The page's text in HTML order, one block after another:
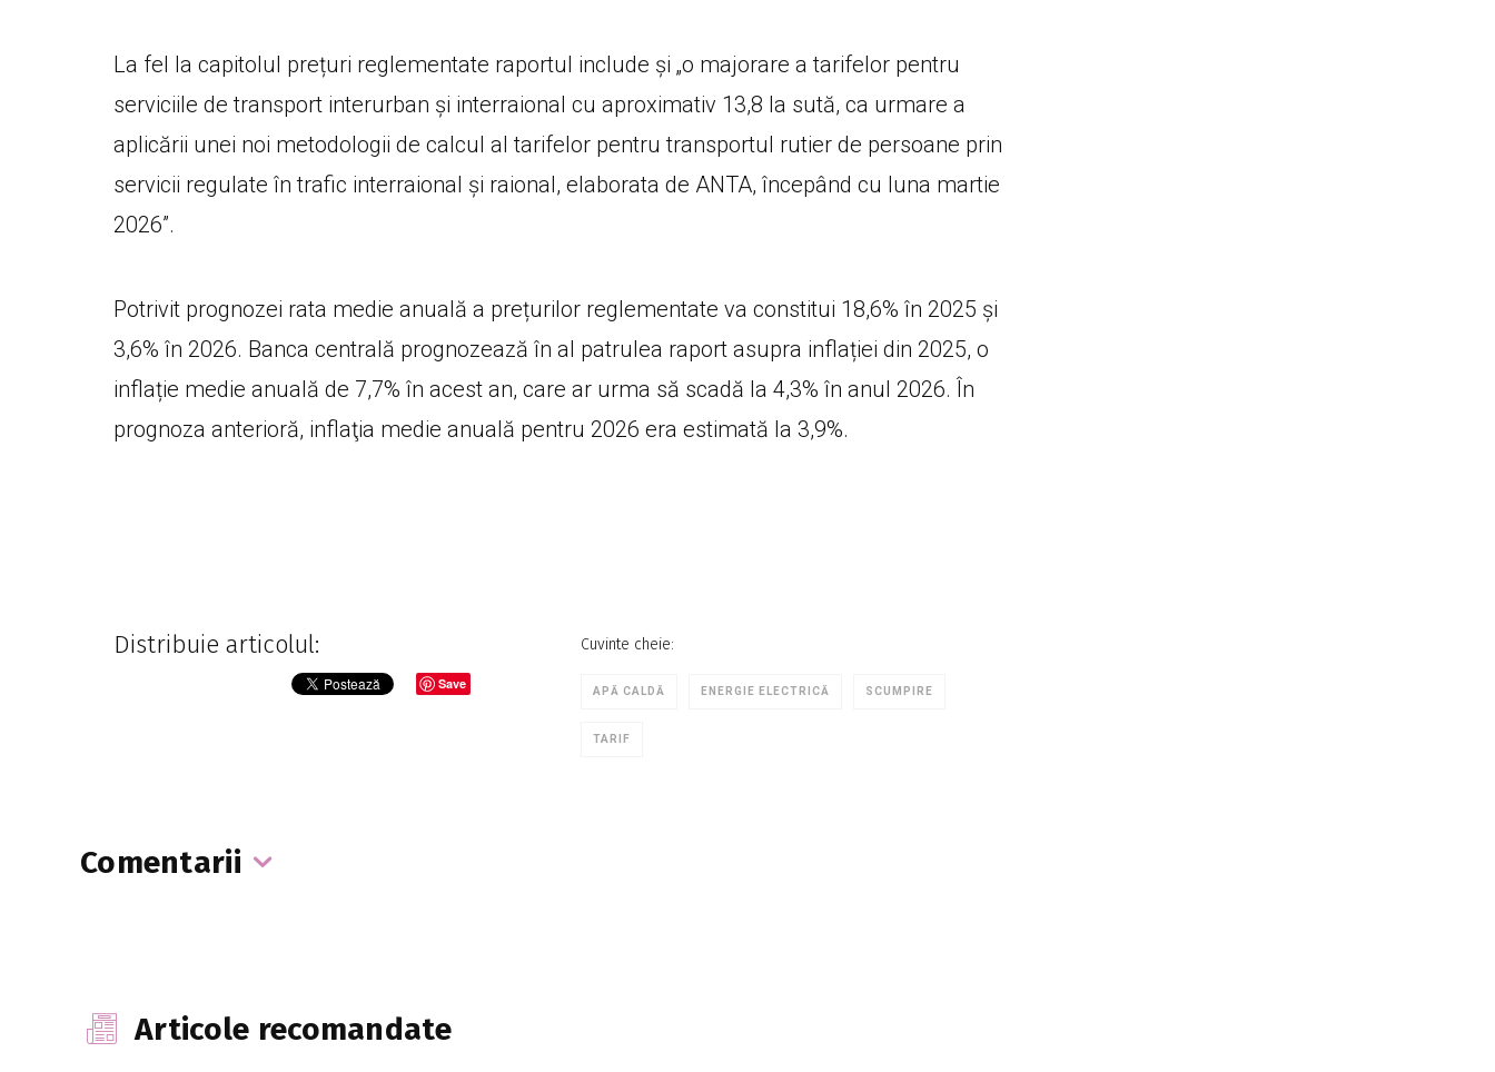
La fel la capitolul prețuri reglementate raportul include şi „o majorare a tarifelor pentru
serviciile de transport interurban și interraional cu aproximativ 13,8 la sută, ca urmare a
aplicării unei noi metodologii de calcul al tarifelor pentru transportul rutier de persoane prin
servicii regulate în trafic interraional și raional, elaborata de ANTA, începând cu luna martie
2026”.
Potrivit prognozei rata medie anuală a prețurilor reglementate va constitui 18,6% în 2025 şi
3,6% în 2026. Banca centrală prognozează în al patrulea raport asupra inflației din 2025, o
inflație medie anuală de 7,7% în acest an, care ar urma să scadă la 4,3% în anul 2026. În
prognoza anterioră, inflaţia medie anuală pentru 2026 era estimată la 3,9%.
Distribuie articolul:
Save
Cuvinte cheie:
APĂ CALDĂ ENERGIE ELECTRICĂ SCUMPIRE
TARIF
Comentarii
Articole recomandate